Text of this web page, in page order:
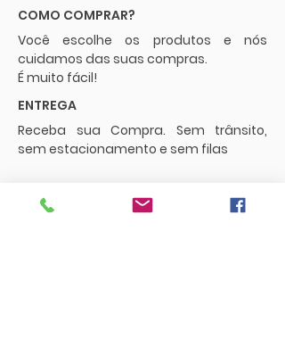
COMO COMPRAR?
Você escolhe os produtos e nós
cuidamos das suas compras.
É muito fácil!
ENTREGA
Receba sua Compra. Sem trânsito,
sem estacionamento e sem filas
POLÍTICAS